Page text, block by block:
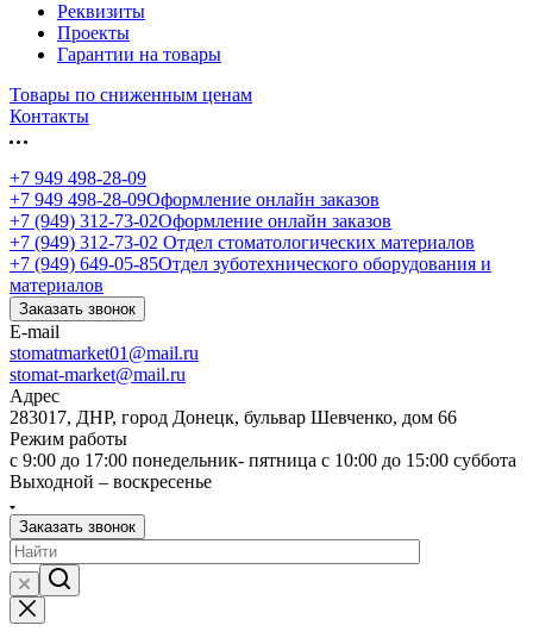
Реквизиты
Проекты
Гарантии на товары
Товары по сниженным ценам
Контакты
+7 949 498-28-09
+7 949 498-28-09Оформление онлайн заказов
+7 (949) 312-73-02Оформление онлайн заказов
+7 (949) 312-73-02 Отдел стоматологических материалов
+7 (949) 649-05-85Отдел зуботехнического оборудования и
материалов
Заказать звонок
E-mail
stomatmarket01@mail.ru
stomat-market@mail.ru
Адрес
283017, ДНР, город Донецк, бульвар Шевченко, дом 66
Режим работы
с 9:00 до 17:00 понедельник- пятница с 10:00 до 15:00 суббота
Выходной – воскресенье
Заказать звонок